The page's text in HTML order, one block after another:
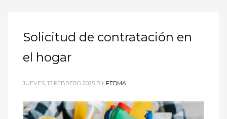
Solicitud de contratación en
el hogar
JUEVES, 13 FEBRERO 2025 BY FEDMA